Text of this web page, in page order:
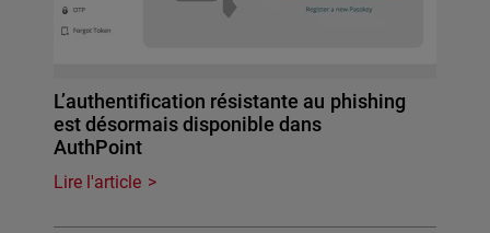
L’authentification résistante au phishing
est désormais disponible dans
AuthPoint
Lire l'article